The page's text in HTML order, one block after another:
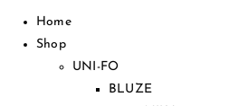
Home
Shop
UNI-FO
BLUZE